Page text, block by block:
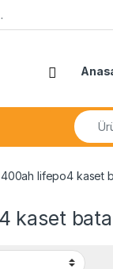
Open
Search
lifepo4 kaset
kaset